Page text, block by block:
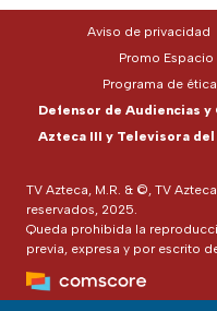
TV Azteca, M.R. & ©, TV
reservados, 2025.
Queda prohibida la
previa, expresa y por escrito
Aviso de privacidad
Promo Espacio
Programa de
Defensor de Audiencias
Azteca III y Televisora del